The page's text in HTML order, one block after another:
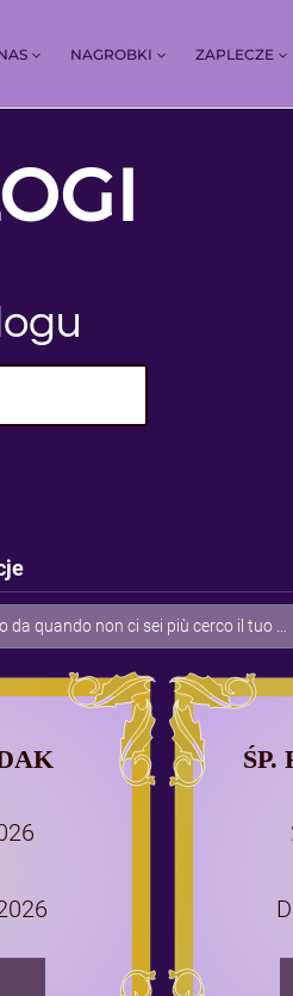
NAGROBKI ZAPLECZE
wspolczucia :( trzymajcie sie :((
ŚP.